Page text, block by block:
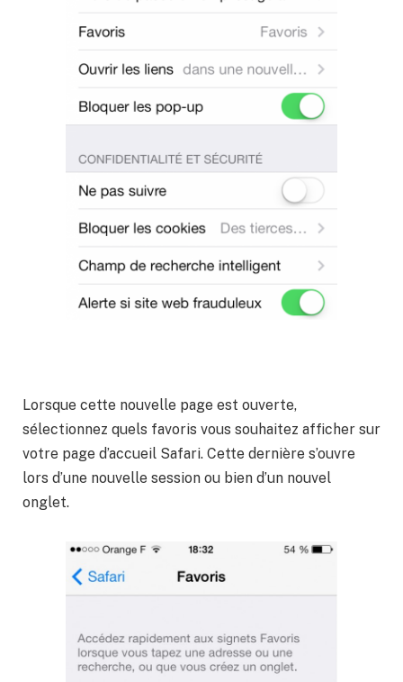
Lorsque cette nouvelle page est ouverte,
sélectionnez quels favoris vous souhaitez afficher sur
votre page d’accueil Safari. Cette dernière s’ouvre
lors d’une nouvelle session ou bien d’un nouvel
onglet.